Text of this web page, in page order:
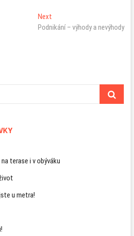
Next
post:
Podnikání – výhody a nevýhody
terase i v obýváku
u metra!